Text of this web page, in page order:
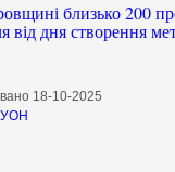
близько 200
від дня створення
18-10-2025